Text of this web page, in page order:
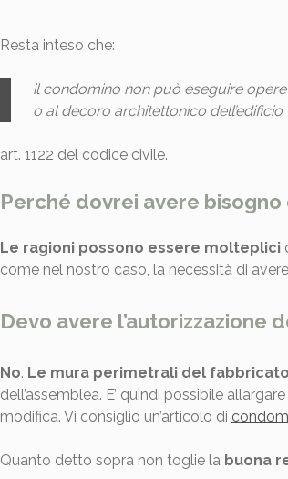
Resta inteso che:
il condomino non può eseguire
o al decoro architettonico dell’edificio
art. 1122 del codice civile.
Perché dovrei avere
Le ragioni possono essere molteplici
come nel nostro caso, la necessità di avere
Devo avere l’autorizzazione
No. Le mura perimetrali del
dell’assemblea. E’ quindi possibile
modifica. Vi consiglio un’articolo di
Quanto detto sopra non toglie la buona